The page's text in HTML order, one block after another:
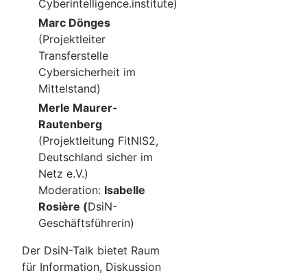
Cyberintelligence.institute)
Marc Dönges
(Projektleiter
Transferstelle
Cybersicherheit im
Mittelstand)
Merle Maurer-
Rautenberg
(Projektleitung FitNIS2,
Deutschland sicher im
Netz e.V.)
Moderation: Isabelle
Rosière (DsiN-
Geschäftsführerin)
Der DsiN-Talk bietet Raum
für Information, Diskussion